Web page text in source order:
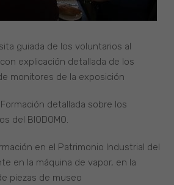
guiada de los voluntarios al
explicación detallada de los
monitores de la exposición
detallada sobre los
del BIODOMO.
en el Patrimonio Industrial del
en la máquina de vapor, en la
piezas de museo